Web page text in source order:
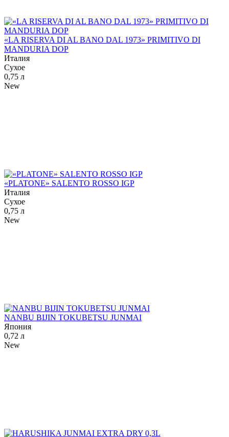
«LA RISERVA DI AL BANO DAL 1973» PRIMITIVO DI
MANDURIA DOP
Италия
Сухое
0,75 л
New
«PLATONE» SALENTO ROSSO IGP
Италия
Сухое
0,75 л
New
NANBU BIJIN TOKUBETSU JUNMAI
Япония
0,72 л
New